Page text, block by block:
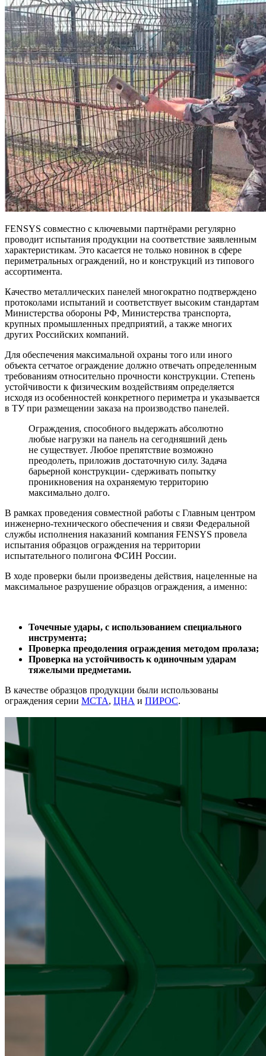
FENSYS совместно с ключевыми партнёрами регулярно
проводит испытания продукции на соответствие заявленным
характеристикам. Это касается не только новинок в сфере
периметральных ограждений, но и конструкций из типового
ассортимента.
Качество металлических панелей многократно подтверждено
протоколами испытаний и соответствует высоким стандартам
Министерства обороны РФ, Министерства транспорта,
крупных промышленных предприятий, а также многих
других Российских компаний.
Для обеспечения максимальной охраны того или иного
объекта сетчатое ограждение должно отвечать определенным
требованиям относительно прочности конструкции. Степень
устойчивости к физическим воздействиям определяется
исходя из особенностей конкретного периметра и указывается
в ТУ при размещении заказа на производство панелей.
Ограждения, способного выдержать абсолютно
любые нагрузки на панель на сегодняшний день
не существует. Любое препятствие возможно
преодолеть, приложив достаточную силу. Задача
барьерной конструкции- сдерживать попытку
проникновения на охраняемую территорию
максимально долго.
В рамках проведения совместной работы с Главным центром
инженерно-технического обеспечения и связи Федеральной
службы исполнения наказаний компания FENSYS провела
испытания образцов ограждения на территории
испытательного полигона ФСИН России.
В ходе проверки были произведены действия, нацеленные на
максимальное разрушение образцов ограждения, а именно:
Точечные удары, с использованием специального
инструмента;
Проверка преодоления ограждения методом пролаза;
Проверка на устойчивость к одиночным ударам
тяжелыми предметами.
В качестве образцов продукции были использованы
ограждения серии МСТА, ЦНА и ПИРОС.